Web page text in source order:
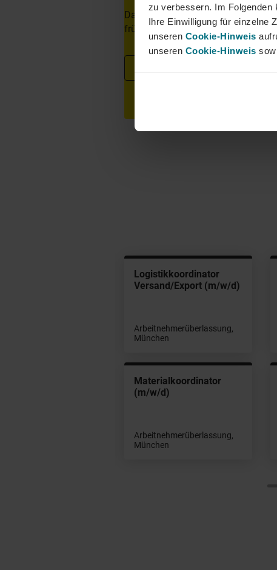
zu verbessern. Im Folgenden
Ihre Einwilligung für einzelne
unseren Cookie-Hinweis
unseren Cookie-Hinweis
Dann freuen wir uns über eine
frühestem Eintrittstermin über
Logistikkoordinator
Versand/Export (m/w/d)
Arbeitnehmerüberlassung,
München
Materialkoordinator
(m/w/d)
Arbeitnehmerüberlassung,
München